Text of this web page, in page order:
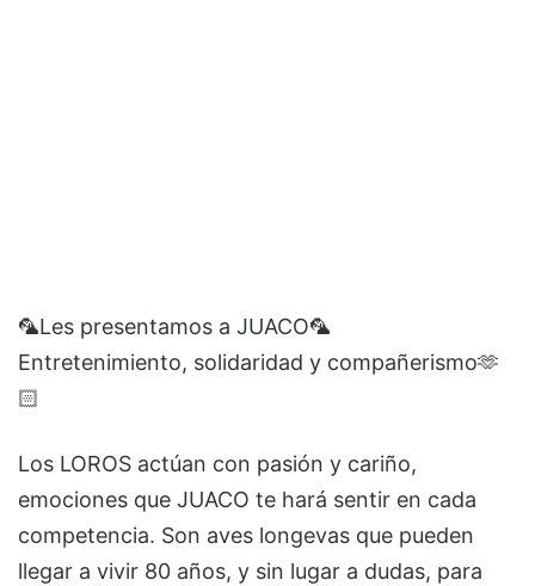
🦜Les presentamos a JUACO🦜
Entretenimiento, solidaridad y compañerismo🫶
🏻
Los LOROS actúan con pasión y cariño,
emociones que JUACO te hará sentir en cada
competencia. Son aves longevas que pueden
llegar a vivir 80 años, y sin lugar a dudas, para